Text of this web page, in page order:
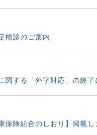
検診のご案内
関する「外字対応」の終了
保険組合のしおり】掲載し